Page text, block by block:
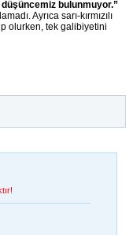
bulunmuyor.”
Ayrıca sarı-kırmızılı
olurken, tek galibiyetini